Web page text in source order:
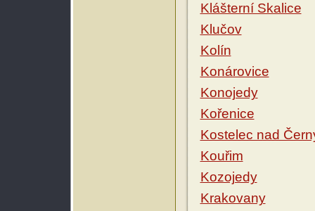
Klášterní Skalice
Klučov
Kolín
Konárovice
Konojedy
Kořenice
Kostelec nad
Kouřim
Kozojedy
Krakovany